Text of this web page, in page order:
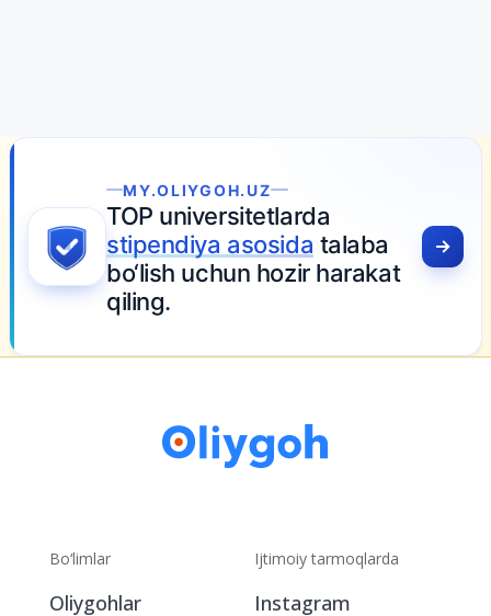
MY.OLIYGOH.UZ
TOP universitetlarda
stipendiya asosida talaba
bo‘lish uchun hozir harakat
qiling.
Bo‘limlar
Oliygohlar
Ijtimoiy tarmoqlarda
Instagram